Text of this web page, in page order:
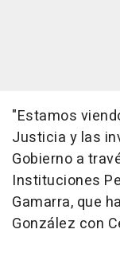
"Estamos
Justicia y las
Gobierno a
Instituciones
Gamarra, que
González con